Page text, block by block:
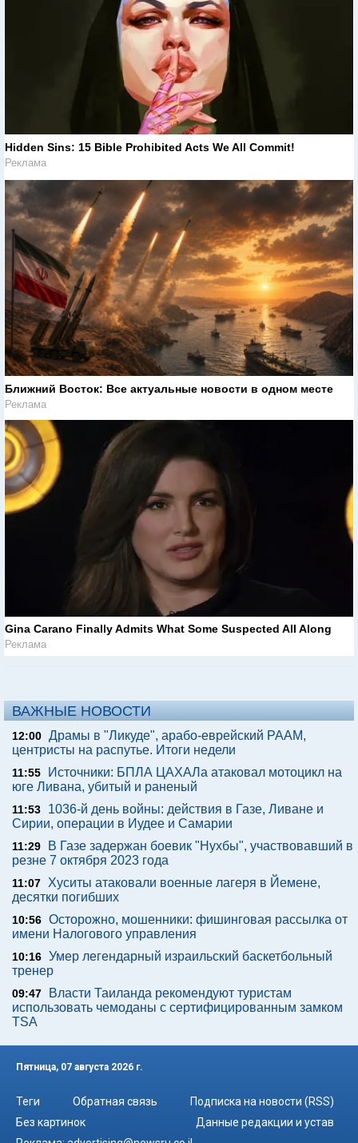
Hidden Sins: 15 Bible Prohibited Acts We All Commit!
Реклама
Ближний Восток: Все актуальные новости в одном месте
Реклама
Gina Carano Finally Admits What Some Suspected All Along
Реклама
ВАЖНЫЕ НОВОСТИ
12:00 Драмы в "Ликуде", арабо-еврейский РААМ,
центристы на распутье. Итоги недели
11:55
Источники: БПЛА ЦАХАЛа атаковал мотоцикл на
юге Ливана, убитый и раненый
11:53
1036-й день войны: действия в Газе, Ливане и
Сирии, операции в Иудее и Самарии
11:29
В Газе задержан боевик "Нухбы", участвовавший в
резне 7 октября 2023 года
11:07 Хуситы атаковали военные лагеря в Йемене,
десятки погибших
10:56 Осторожно, мошенники: фишинговая рассылка от
имени Налогового управления
10:16 Умер легендарный израильский баскетбольный
тренер
09:47
Власти Таиланда рекомендуют туристам
использовать чемоданы с сертифицированным замком
TSA
Пятница, 07 августа 2026 г.
Теги Обратная связь
Подписка на новости (RSS)
Без картинок
Данные редакции и устав